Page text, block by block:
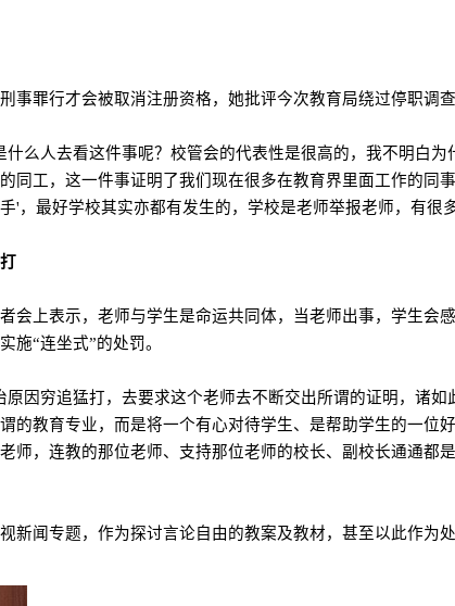
事罪行才会被取消注册资格，她批评今次教育局绕过停职调
么人去看这件事呢？校管会的代表性是很高的，我不明白
同工，这一件事证明了我们现在很多在教育界里面工作的同
'，最好学校其实亦都有发生的，学校是老师举报老师，有很
会上表示，老师与学生是命运共同体，当老师出事，学生
施“连坐式”的处罚。
因穷追猛打，去要求这个老师去不断交出所谓的证明，诸
的教育专业，而是将一个有心对待学生、是帮助学生的一
师，连教的那位老师、支持那位老师的校长、副校长通通
新闻专题，作为探讨言论自由的教案及教材，甚至以此作为